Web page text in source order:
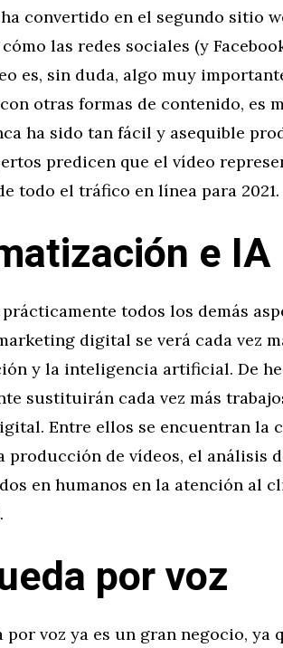
convertido en el segundo sitio
las redes sociales (y
es, sin duda, algo muy
otras formas de contenido, es
ha sido tan fácil y asequible
predicen que el vídeo
todo el tráfico en línea para 2021.
e IA
todos los demás
digital se verá cada vez
y la inteligencia artificial. De
sustituirán cada vez más
Entre ellos se encuentran la
producción de vídeos, el análisis
en humanos en la atención al
por voz
por voz ya es un gran negocio, ya